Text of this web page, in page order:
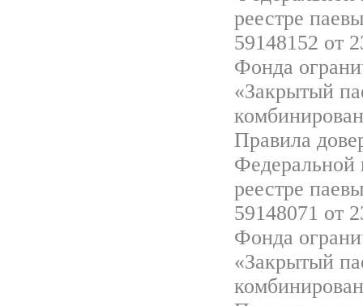
реестре
59148152 от
Фонда
«Закрытый
Правила
Федеральной
реестре
59148071 от
Фонда
«Закрытый